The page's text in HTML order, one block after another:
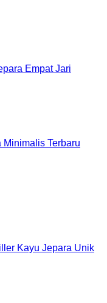
Empat Jari
Minimalis Terbaru
Kayu Jepara Unik